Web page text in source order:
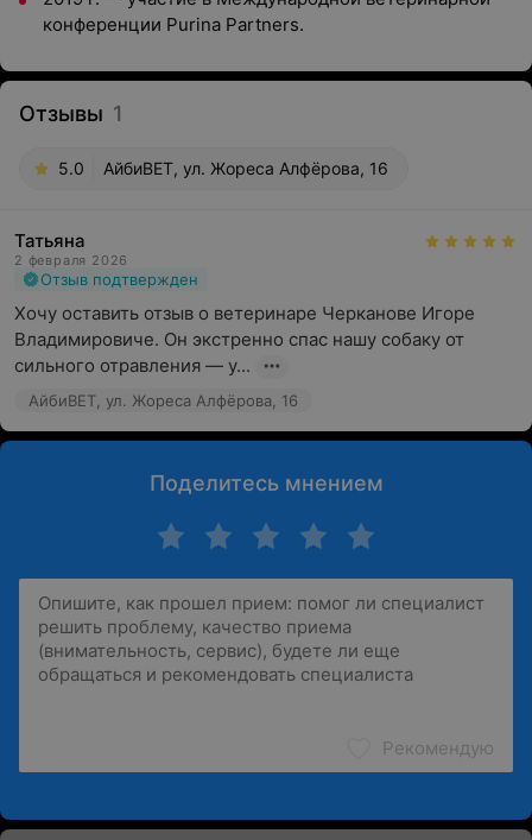
конференции Purina Partners.
Отзывы 1
5.0 АйбиВЕТ, ул. Жореса Алфёрова, 16
Татьяна
2 февраля 2026
Отзыв подтвержден
Хочу оставить отзыв о ветеринаре Черканове Игоре
Владимировиче. Он экстренно спас нашу собаку от
сильного отравления — у...
АйбиВЕТ, ул. Жореса Алфёрова, 16
Поделитесь мнением
Рекомендую